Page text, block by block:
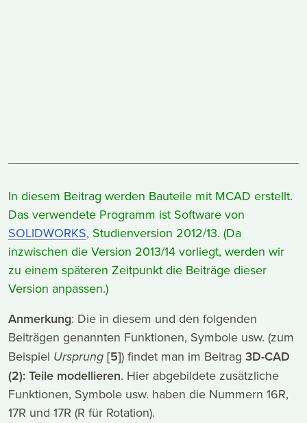
In diesem Beitrag werden Bauteile mit MCAD erstellt.
Das verwendete Programm ist Software von
SOLIDWORKS, Studienversion 2012/13. (Da
inzwischen die Version 2013/14 vorliegt, werden wir
zu einem späteren Zeitpunkt die Beiträge dieser
Version anpassen.)
Anmerkung: Die in diesem und den folgenden
Beiträgen genannten Funktionen, Symbole usw. (zum
Beispiel Ursprung [5]) findet man im Beitrag 3D-CAD
(2): Teile modellieren. Hier abgebildete zusätzliche
Funktionen, Symbole usw. haben die Nummern 16R,
17R und 17R (R für Rotation).